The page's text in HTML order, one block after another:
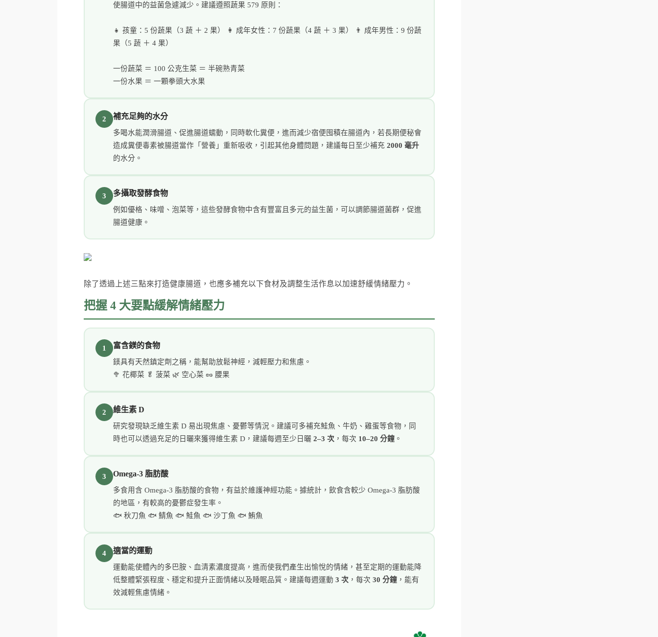
使腸道中的益菌急遽減少。建議遵照蔬果 579 原則：
👧 孩童：5 份蔬果（3 蔬 ＋ 2 果） 👩 成年女性：7 份蔬果（4 蔬 ＋ 3 果） 👨 成年男性：9 份蔬
果（5 蔬 ＋ 4 果）
一份蔬菜 ＝ 100 公克生菜 ＝ 半碗熟青菜
一份水果 ＝ 一顆拳頭大水果
2 補充足夠的水分
多喝水能潤滑腸道、促進腸道蠕動，同時軟化糞便，進而減少宿便囤積在腸道內，若長期便秘會
造成糞便毒素被腸道當作「營養」重新吸收，引起其他身體問題，建議每日至少補充 2000 毫升
的水分。
3 多攝取發酵食物
例如優格、味噌、泡菜等，這些發酵食物中含有豐富且多元的益生菌，可以調節腸道菌群，促進
腸道健康。
除了透過上述三點來打造健康腸道，也應多補充以下食材及調整生活作息以加速舒緩情緒壓力。
把握 4 大要點緩解情緒壓力
1 富含鎂的食物
鎂具有天然鎮定劑之稱，能幫助放鬆神經，減輕壓力和焦慮。
🥦 花椰菜 🥬 菠菜 🌿 空心菜 🥜 腰果
2 維生素 D
研究發現缺乏維生素 D 易出現焦慮、憂鬱等情況。建議可多補充鮭魚、牛奶、雞蛋等食物，同
時也可以透過充足的日曬來獲得維生素 D，建議每週至少日曬 2–3 次 ，每次 10–20 分鐘 。
3 Omega-3 脂肪酸
多食用含 Omega-3 脂肪酸的食物，有益於維護神經功能。據統計，飲食含較少 Omega-3 脂肪酸
的地區，有較高的憂鬱症發生率。
🐟 秋刀魚 🐟 鯖魚 🐟 鮭魚 🐟 沙丁魚 🐟 鮪魚
4 適當的運動
運動能使體內的多巴胺、血清素濃度提高，進而使我們產生出愉悅的情緒，甚至定期的運動能降
低整體緊張程度、穩定和提升正面情緒以及睡眠品質。建議每週運動 3 次 ，每次 30 分鐘 ，能有
效減輕焦慮情緒。